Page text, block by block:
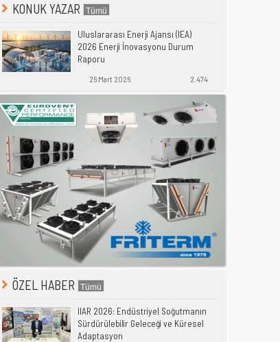
KONUK YAZAR
Uluslararası Enerji Ajansı (IEA)
2026 Enerji İnovasyonu Durum
Raporu
26 Mart 2026 2.474
ÖZEL HABER
IIAR 2026: Endüstriyel Soğutmanın
Sürdürülebilir Geleceği ve Küresel
Adaptasyon